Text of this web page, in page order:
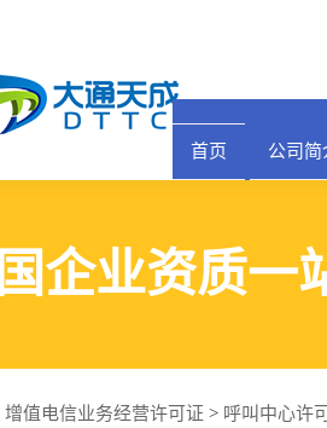
首页 公司简
企业资质一
增值电信业务经营许可证 > 呼叫中心许